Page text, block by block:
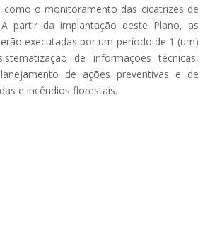
como o monitoramento das cicatrizes de
A partir da implantação deste Plano, as
executadas por um período de 1 (um)
de informações técnicas,
de ações preventivas e de
e incêndios florestais.